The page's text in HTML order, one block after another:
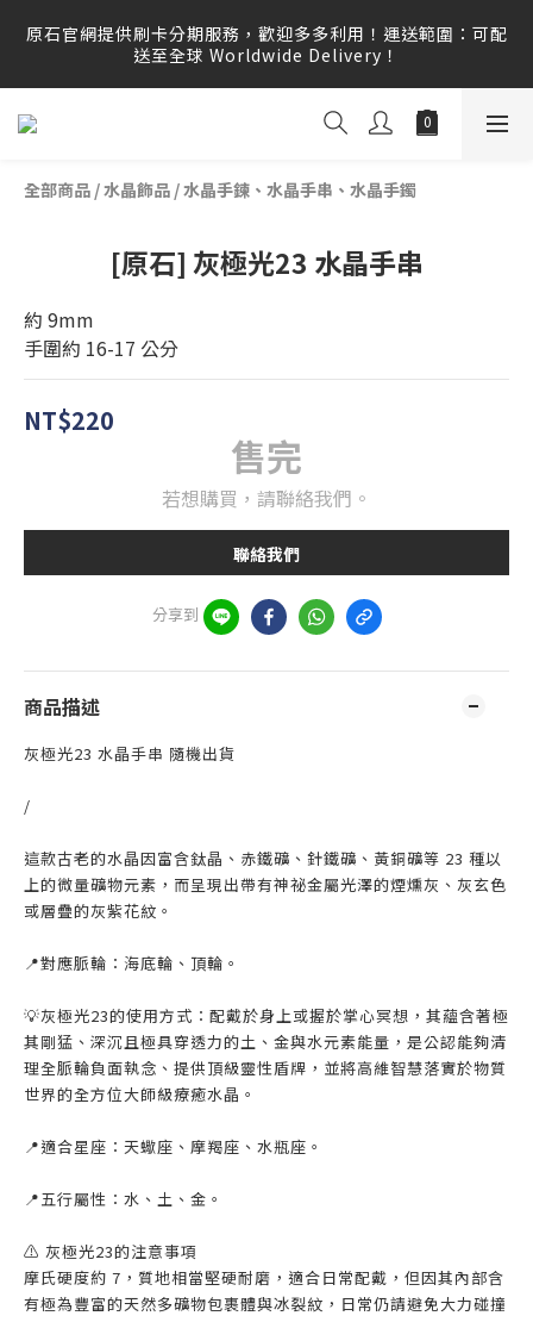
原石官網提供刷卡分期服務，歡迎多多利用！運送範圍：可配
送至全球 Worldwide Delivery！
原石官網提供刷卡分期服務，歡迎多多利用！運送範圍：可配
送至全球 Worldwide Delivery！
原石官網不會主動寄信要求顧客提供任何訂單資訊、補運費差
額或付款，請勿點選任何不明連結，若有任何疑慮可撥打165
全部商品 /水晶飾品 /水晶手鍊、水晶手串、水晶手鐲
[原石] 灰極光23 水晶手串
約 9mm
手圍約 16-17 公分
NT$220
售完
若想購買，請聯絡我們。
聯絡我們
分享到
商品描述
灰極光23 水晶手串 隨機出貨
/
這款古老的水晶因富含鈦晶、赤鐵礦、針鐵礦、黃銅礦等 23 種以
上的微量礦物元素，而呈現出帶有神祕金屬光澤的煙燻灰、灰玄色
或層疊的灰紫花紋。
📍對應脈輪：海底輪、頂輪。
💡灰極光23的使用方式：配戴於身上或握於掌心冥想，其蘊含著極
其剛猛、深沉且極具穿透力的土、金與水元素能量，是公認能夠清
理全脈輪負面執念、提供頂級靈性盾牌，並將高維智慧落實於物質
世界的全方位大師級療癒水晶。
📍適合星座：天蠍座、摩羯座、水瓶座。
📍五行屬性：水、土、金。
⚠️ 灰極光23的注意事項
摩氏硬度約 7，質地相當堅硬耐磨，適合日常配戴，但因其內部含
有極為豐富的天然多礦物包裹體與冰裂紋，日常仍請避免大力碰撞